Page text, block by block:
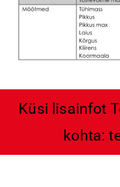
Küsi lisainfot
kohta: